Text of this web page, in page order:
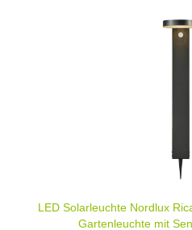
LED Solarleuchte Nordlux
Gartenleuchte mit